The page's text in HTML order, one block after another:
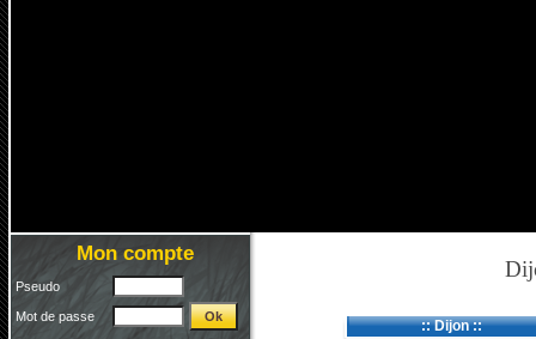
Mon compte
Pseudo
Mot de passe
:: Dijon ::